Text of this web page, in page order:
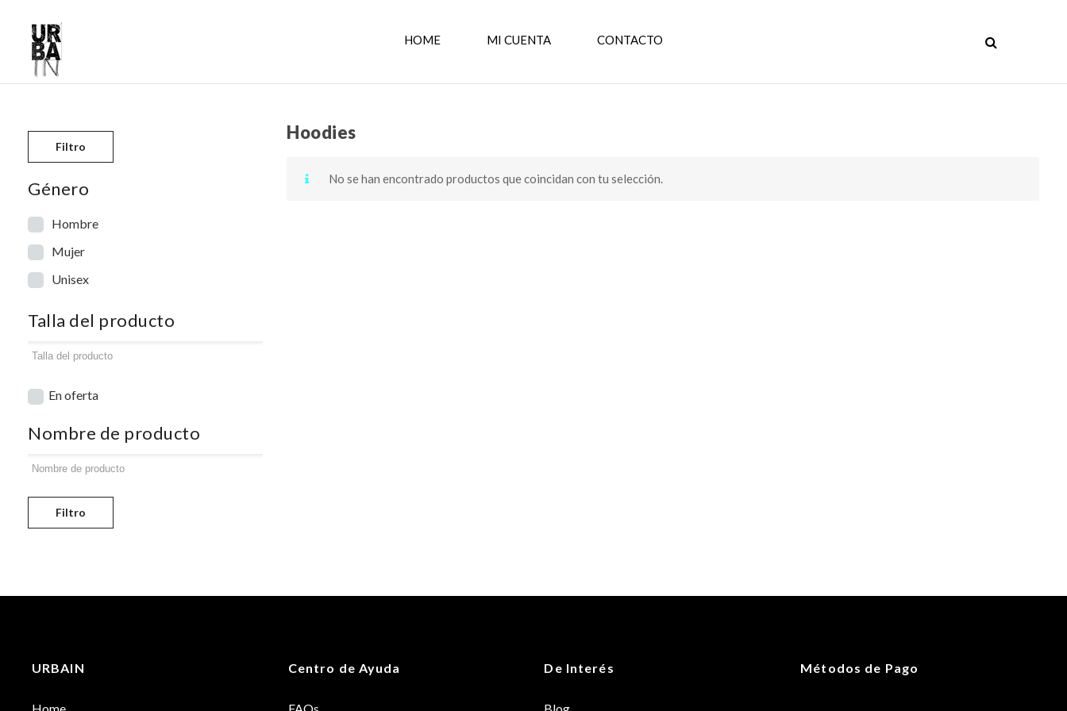
HOME MI CUENTA CONTACTO
Skip to content Hoodies
No se han encontrado productos que coincidan con tu selección.
Filtro
Género
Hombre
Mujer
Unisex
Talla del producto
En oferta
Nombre de producto
Filtro
URBAIN Centro de Ayuda De Interés Métodos de Pago